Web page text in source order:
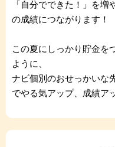
「自分でできた！」を
の成績につながります！
この夏にしっかり貯金を
ように、
ナビ個別のおせっかいな
でやる気アップ、成績ア